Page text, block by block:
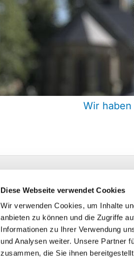
Diese Webseite verwendet Cookies
Wir verwenden Cookies, um Inhalte
anbieten zu können und die Zugriffe
Informationen zu Ihrer Verwendung
und Analysen weiter. Unsere Partner
zusammen, die Sie ihnen
Wir
05241 688522
GT-KG-